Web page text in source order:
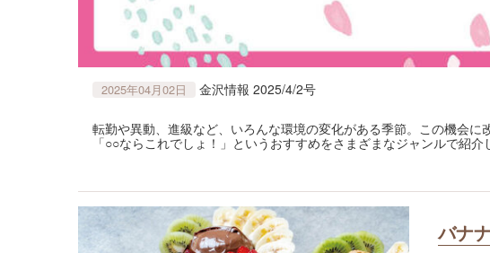
2025年04月02日 金沢情報 2025/4/2号
転勤や異動、進級など、いろんな環境の変化がある季節。この機会に
「○○ならこれでしょ！」というおすすめをさまざまなジャンルで紹介
バナ